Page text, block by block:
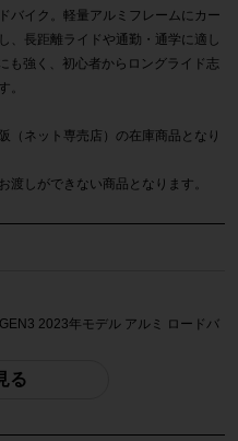
バイク。軽量アルミフレームにカー
、長距離ライドや通勤・通学に適し
も強く、初心者からロングライド志
。
ネット専売店）の在庫商品となり
しができない商品となります。
2023年モデル アルミ ロードバ
る